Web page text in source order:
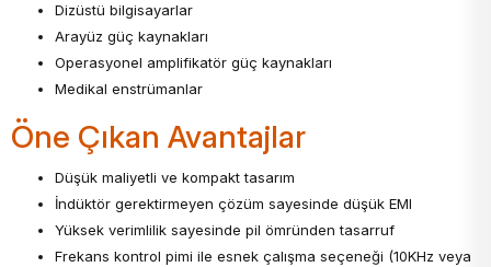
Dizüstü bilgisayarlar
Arayüz güç kaynakları
Operasyonel amplifikatör güç kaynakları
Medikal enstrümanlar
Öne Çıkan Avantajlar
Düşük maliyetli ve kompakt tasarım
İndüktör gerektirmeyen çözüm sayesinde düşük EMI
Yüksek verimlilik sayesinde pil ömründen tasarruf
Frekans kontrol pimi ile esnek çalışma seçeneği (10KHz veya